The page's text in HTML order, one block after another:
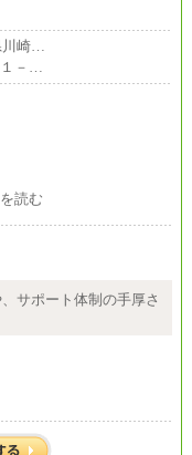
川崎…
１－…
ざいません
読む
サポート体制の手厚さ